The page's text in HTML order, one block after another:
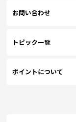
お問い合わせ
トピック一覧
ポイントについて